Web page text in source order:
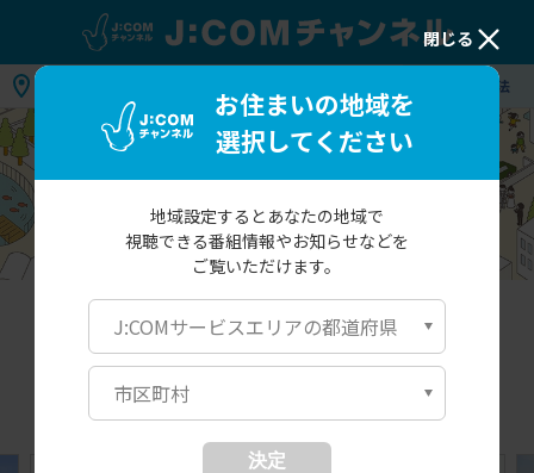
視聴方法
中国・九州
北海道・東北
閉じる
お住まいの地域を
選択してください
地域設定するとあなたの地域で
視聴できる番組情報やお知らせなどを
ご覧いただけます。
J:COMサービスエリアの都道府県
市区町村
決定